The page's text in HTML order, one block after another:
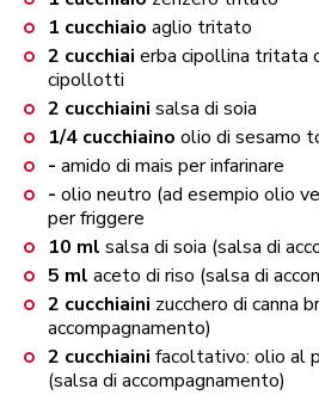
1 cucchiaio aglio tritato
2 cucchiai erba cipollina tritata
cipollotti
2 cucchiaini salsa di soia
1/4 cucchiaino olio di sesamo
- amido di mais per infarinare
- olio neutro (ad esempio olio
per friggere
10 ml salsa di soia (salsa di
5 ml aceto di riso (salsa di
2 cucchiaini zucchero di canna
accompagnamento)
2 cucchiaini facoltativo: olio al
(salsa di accompagnamento)